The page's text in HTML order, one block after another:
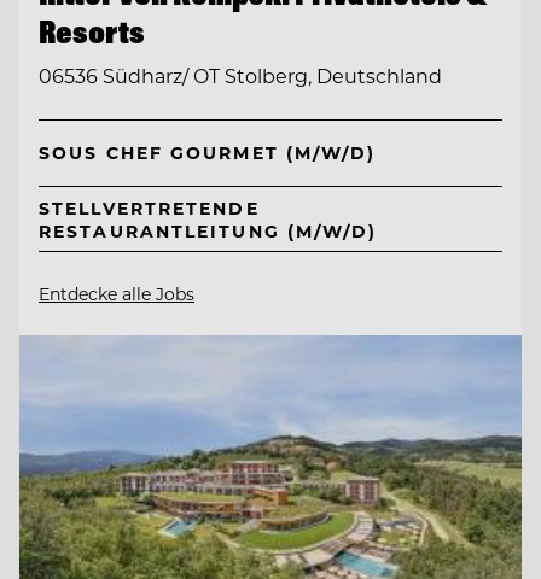
Resorts
06536 Südharz/ OT Stolberg, Deutschland
SOUS CHEF GOURMET (M/W/D)
STELLVERTRETENDE
RESTAURANTLEITUNG (M/W/D)
Entdecke alle Jobs